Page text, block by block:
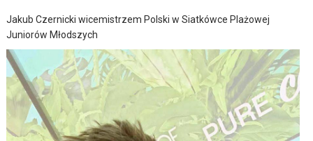
Jakub Czernicki wicemistrzem Polski w Siatkówce Plażowej
Juniorów Młodszych